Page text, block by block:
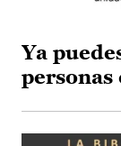
Ya
personas